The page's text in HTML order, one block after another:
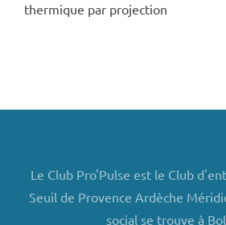
thermique par projection
Le Club Pro'Pulse est le Club
Seuil de Provence Ardèche
social se trouve à